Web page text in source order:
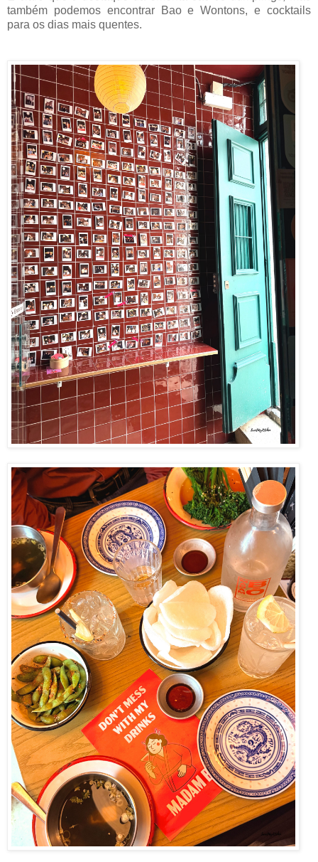
também podemos encontrar Bao e Wontons, e cocktails
para os dias mais quentes.